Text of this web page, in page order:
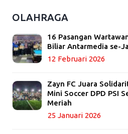
OLAHRAGA
16 Pasangan
Biliar Antarmedia se-
12 Februari 2026
Zayn FC Juara
Mini Soccer DPD PSI
Meriah
25 Januari 2026